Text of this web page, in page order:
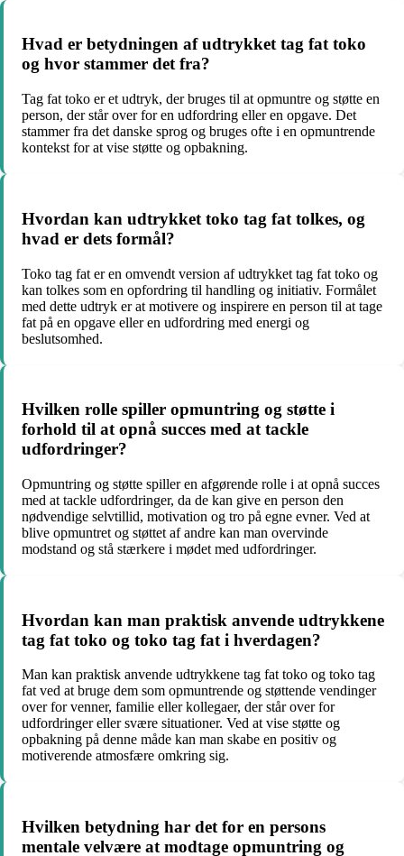
Hvad er betydningen af udtrykket tag fat toko
og hvor stammer det fra?
Tag fat toko er et udtryk, der bruges til at opmuntre og støtte en
person, der står over for en udfordring eller en opgave. Det
stammer fra det danske sprog og bruges ofte i en opmuntrende
kontekst for at vise støtte og opbakning.
Hvordan kan udtrykket toko tag fat tolkes, og
hvad er dets formål?
Toko tag fat er en omvendt version af udtrykket tag fat toko og
kan tolkes som en opfordring til handling og initiativ. Formålet
med dette udtryk er at motivere og inspirere en person til at tage
fat på en opgave eller en udfordring med energi og
beslutsomhed.
Hvilken rolle spiller opmuntring og støtte i
forhold til at opnå succes med at tackle
udfordringer?
Opmuntring og støtte spiller en afgørende rolle i at opnå succes
med at tackle udfordringer, da de kan give en person den
nødvendige selvtillid, motivation og tro på egne evner. Ved at
blive opmuntret og støttet af andre kan man overvinde
modstand og stå stærkere i mødet med udfordringer.
Hvordan kan man praktisk anvende udtrykkene
tag fat toko og toko tag fat i hverdagen?
Man kan praktisk anvende udtrykkene tag fat toko og toko tag
fat ved at bruge dem som opmuntrende og støttende vendinger
over for venner, familie eller kollegaer, der står over for
udfordringer eller svære situationer. Ved at vise støtte og
opbakning på denne måde kan man skabe en positiv og
motiverende atmosfære omkring sig.
Hvilken betydning har det for en persons
mentale velvære at modtage opmuntring og